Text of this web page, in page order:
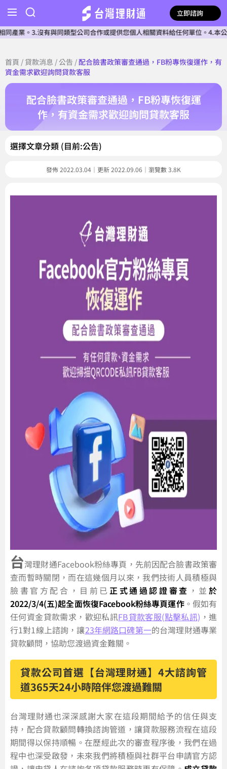
立即諮詢
沒有與同類型公司合作或提供您個人相關資料給任何單位。4.本公司確
首頁 / 貸款消息 / 公告 /配合臉書政策審查通過，FB粉專恢復運作，有
資金需求歡迎詢問貸款客服
配合臉書政策審查通過，FB粉專恢復運
作，有資金需求歡迎詢問貸款客服
選擇文章分類 (目前:公告)
發佈 2022.03.04｜更新 2022.09.06｜瀏覽數 3.8K
台灣理財通Facebook粉絲專頁，先前因配合臉書政策審
查而暫時關閉，而在這幾個月以來，我們技術人員積極與
臉書官方配合，目前已 正式通過認證審查 ，並於
2022/3/4(五)起全面恢復Facebook粉絲專頁運作。假如有
任何資金貸款需求，歡迎私訊FB貸款客服(點擊私訊) ，進
行1對1線上諮詢，讓23年網路口碑第一的台灣理財通專業
貸款顧問，協助您渡過資金難關。
貸款公司首選【台灣理財通】4大諮詢管
道365天24小時陪伴您渡過難關
台灣理財通也深深感謝大家在這段期間給予的信任與支
持，配合貸款顧問轉換諮詢管道，讓貸款服務流程在這段
期間得以保持順暢。在歷經此次的審查程序後，我們在過
程中也深受啟發，未來我們將積極與社群平台申請官方認